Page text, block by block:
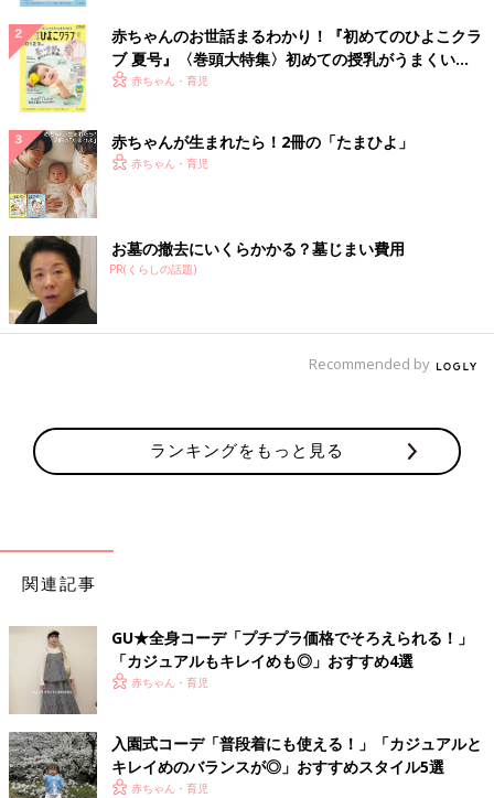
赤ちゃんのお世話まるわかり！『初めてのひよこクラ
ブ 夏号』〈巻頭大特集〉初めての授乳がうまくい
く！ おっぱい・ミルクの基本と夏のトラブル 解決テ
赤ちゃん・育児
赤ちゃんが生まれたら！2冊の「たまひよ」
赤ちゃん・育児
お墓の撤去にいくらかかる？墓じまい費用
PR(くらしの話題)
Recommended by
ランキングをもっと見る
関連記事
GU★全身コーデ「プチプラ価格でそろえられる！」
「カジュアルもキレイめも◎」おすすめ4選
赤ちゃん・育児
入園式コーデ「普段着にも使える！」「カジュアルと
キレイめのバランスが◎」おすすめスタイル5選
赤ちゃん・育児